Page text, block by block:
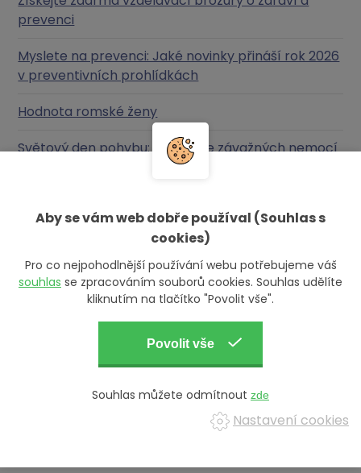
prevenci
Myslete na prevenci: Jaké novinky přináší rok 2026
v preventivních prohlídkách
Hodnota romské ženy
Světový den pohybu: Prevence závažných nemocí
prostřednictvím pravidelného pohybu
osvěta o zdravotní gramotnosti bude mít vždy
O Saste Roma v Inspirante. Hana Maršálková
promluvila o důležitosti prevence ve vyloučených
Projekt Saste Roma dospěl ke svému cíli: vzdělal
Romy o nemocech a pomohl změnit jejich životní
Představitelé projektu Saste Roma prezentovali na
Aby se vám web dobře používal (Souhlas s
cookies)
Pro co nejpohodlnější používání webu potřebujeme váš
souhlas se zpracováním souborů cookies. Souhlas udělíte
kliknutím na tlačítko "Povolit vše".
Souhlas můžete odmítnout
Nastavení cookies